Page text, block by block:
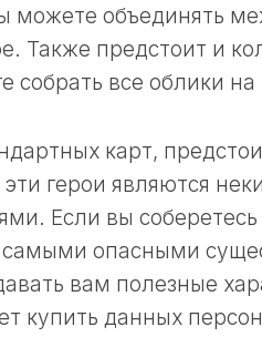
можете объединять
Также предстоит и
собрать все облики
карт,
эти герои являются
Если вы
самыми опасными
вам полезные
купить данных